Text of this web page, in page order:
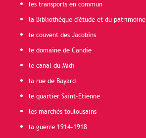
les transports en commun
la Bibliothèque d'étude et du patrimoine
le couvent des Jacobins
le domaine de Candie
le canal du Midi
la rue de Bayard
le quartier Saint-Etienne
les marchés toulousains
la guerre 1914-1918